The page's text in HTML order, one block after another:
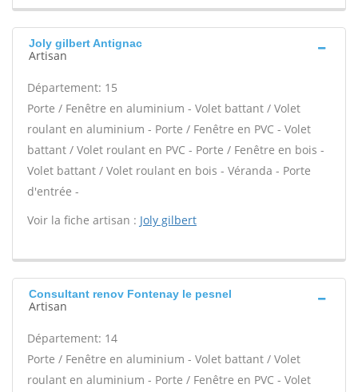
Joly gilbert Antignac
Artisan
Département: 15
Porte / Fenêtre en aluminium - Volet battant / Volet
roulant en aluminium - Porte / Fenêtre en PVC - Volet
battant / Volet roulant en PVC - Porte / Fenêtre en bois -
Volet battant / Volet roulant en bois - Véranda - Porte
d'entrée -
Voir la fiche artisan : Joly gilbert
Consultant renov Fontenay le pesnel
Artisan
Département: 14
Porte / Fenêtre en aluminium - Volet battant / Volet
roulant en aluminium - Porte / Fenêtre en PVC - Volet